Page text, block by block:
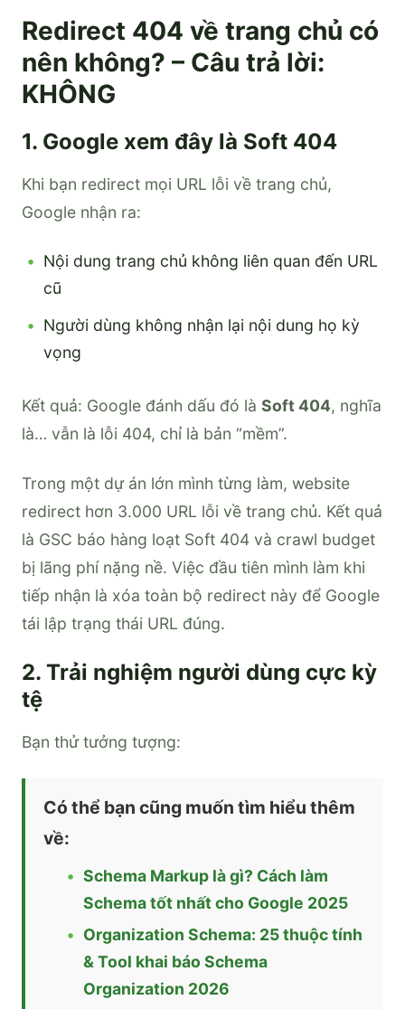
Redirect 404 về trang chủ có
nên không? – Câu trả lời:
KHÔNG
1. Google xem đây là Soft 404
Khi bạn redirect mọi URL lỗi về trang chủ,
Google nhận ra:
Nội dung trang chủ không liên quan đến URL
cũ
Người dùng không nhận lại nội dung họ kỳ
vọng
Kết quả: Google đánh dấu đó là Soft 404, nghĩa
là… vẫn là lỗi 404, chỉ là bản “mềm”.
Trong một dự án lớn mình từng làm, website
redirect hơn 3.000 URL lỗi về trang chủ. Kết quả
là GSC báo hàng loạt Soft 404 và crawl budget
bị lãng phí nặng nề. Việc đầu tiên mình làm khi
tiếp nhận là xóa toàn bộ redirect này để Google
tái lập trạng thái URL đúng.
2. Trải nghiệm người dùng cực kỳ
tệ
Bạn thử tưởng tượng:
Có thể bạn cũng muốn tìm hiểu thêm
về:
Schema Markup là gì? Cách làm
Schema tốt nhất cho Google 2025
Organization Schema: 25 thuộc tính
& Tool khai báo Schema
Organization 2026